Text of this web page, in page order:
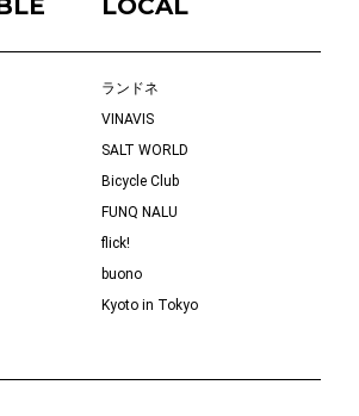
LOCAL
ランドネ
VINAVIS
SALT WORLD
Bicycle Club
FUNQ NALU
flick!
buono
Kyoto in Tokyo